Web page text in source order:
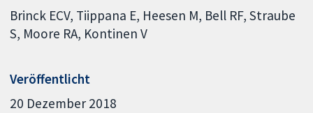
Brinck ECV Tiippana E Heesen M Bell RF Straube
S Moore RA Kontinen V
Veröffentlicht
20 Dezember 2018